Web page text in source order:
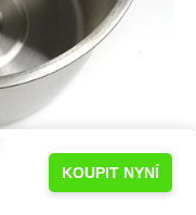
KOUPIT NYNÍ